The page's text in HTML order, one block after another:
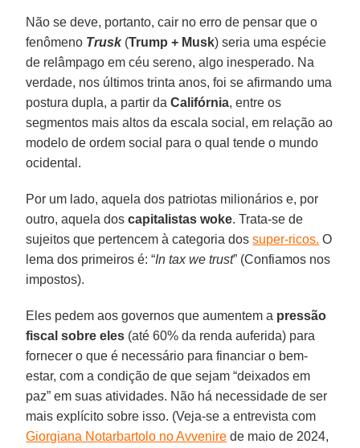
Não se deve, portanto, cair no erro de pensar que o
fenômeno Trusk(Trump + Musk) seria uma espécie
de relâmpago em céu sereno, algo inesperado. Na
verdade, nos últimos trinta anos, foi se afirmando uma
postura dupla, a partir daCalifórnia, entre os
segmentos mais altos da escala social, em relação ao
modelo de ordem social para o qual tende o mundo
ocidental.
Por um lado, aquela dos patriotas milionários e, por
outro, aquela doscapitalistas woke. Trata-se de
sujeitos que pertencem à categoria dossuper-ricos. O
lema dos primeiros é: “In tax we trust” (Confiamos nos
impostos).
Eles pedem aos governos que aumentem a pressão
fiscal sobre eles (até 60% da renda auferida) para
fornecer o que é necessário para financiar o bem-
estar, com a condição de que sejam “deixados em
paz” em suas atividades. Não há necessidade de ser
mais explícito sobre isso. (Veja-se a entrevista com
Giorgiana Notarbartolo no Avvenire de maio de 2024,